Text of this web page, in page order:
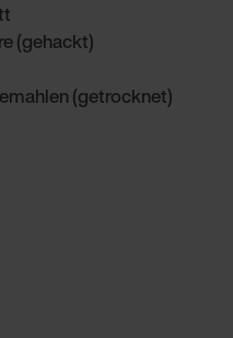
(gehackt)
(getrocknet)